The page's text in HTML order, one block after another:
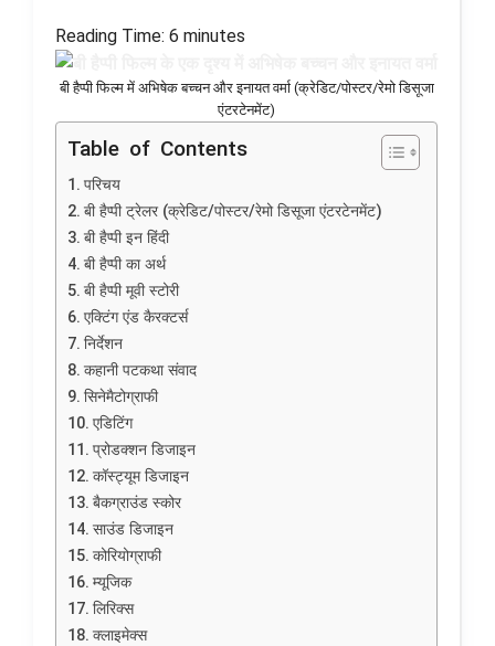
Reading Time: 6 minutes
बी हैप्पी फिल्म में अभिषेक बच्चन और इनायत वर्मा (क्रेडिट/पोस्टर/रेमो डिसूजा
एंटरटेनमेंट)
Table of Contents
परिचय
बी हैप्पी ट्रेलर (क्रेडिट/पोस्टर/रेमो डिसूजा एंटरटेनमेंट)
बी हैप्पी इन हिंदी
बी हैप्पी का अर्थ
बी हैप्पी मूवी स्टोरी
एक्टिंग एंड कैरक्टर्स
निर्देशन
कहानी पटकथा संवाद
सिनेमैटोग्राफी
एडिटिंग
प्रोडक्शन डिजाइन
कॉस्ट्यूम डिजाइन
बैकग्राउंड स्कोर
साउंड डिजाइन
कोरियोग्राफी
म्यूजिक
लिरिक्स
क्लाइमेक्स